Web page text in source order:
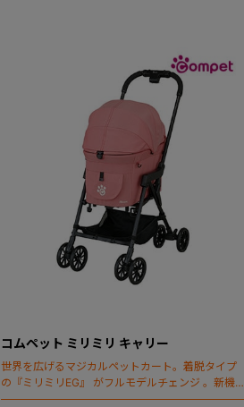
コムペット ミリミリ キャリー
世界を広げるマジカルペットカート。着脱タイプ
の『ミリミリEG』 がフルモデルチェンジ 。新機能
「マジカルフォールディング」搭載